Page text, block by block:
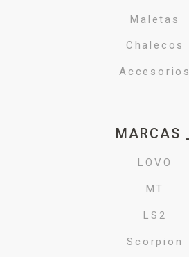
Maletas
Chalecos
Accesorios
MARCAS _
LOVO
MT
LS2
Scorpion